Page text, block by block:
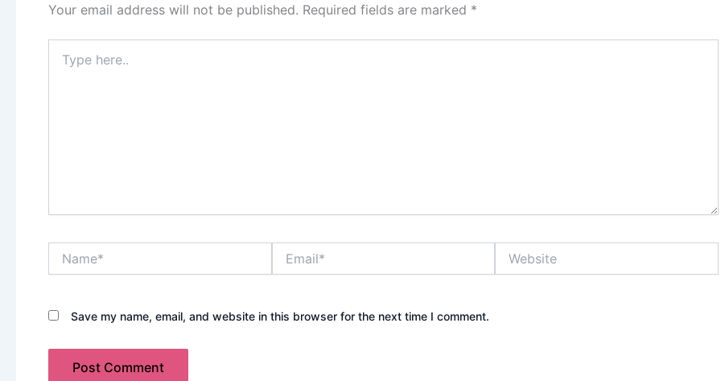
Your email address will not be published. Required fields are marked *
here..
Save my name, email, and website in this browser for the next time I comment.